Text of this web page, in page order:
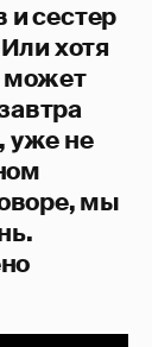
сестер
хотя
может
уже не
мы